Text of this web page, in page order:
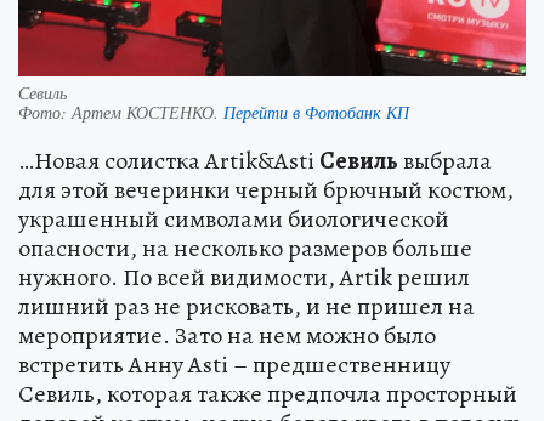
Севиль
Фото: Артем КОСТЕНКО. Перейти в Фотобанк КП
…Новая солистка Artik&Asti Севильвыбрала
для этой вечеринки черный брючный костюм,
украшенный символами биологической
опасности, на несколько размеров больше
нужного. По всей видимости, Artik решил
лишний раз не рисковать, и не пришел на
мероприятие. Зато на нем можно было
встретить Анну Asti – предшественницу
Севиль, которая также предпочла просторный